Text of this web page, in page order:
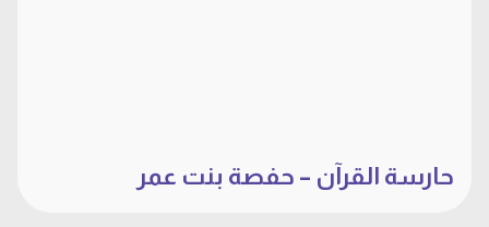
حارسة القرآن – حفصة بنت عمر